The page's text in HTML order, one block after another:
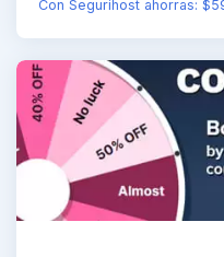
Con Segurihost ahorras: